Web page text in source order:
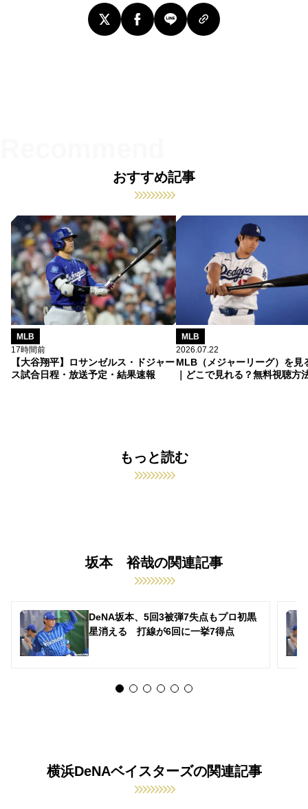
おすすめ記事
MLB
17時間前
【大谷翔平】ロサンゼルス・ドジャー
ス試合日程・放送予定・結果速報
MLB
2026.07.22
MLB（メジャーリーグ）を見
｜どこで見れる？無料視聴方
もっと読む
坂本 裕哉の関連記事
DeNA坂本、5回3被弾7失点もプロ初黒
星消える 打線が6回に一挙7得点
横浜DeNAベイスターズの関連記事